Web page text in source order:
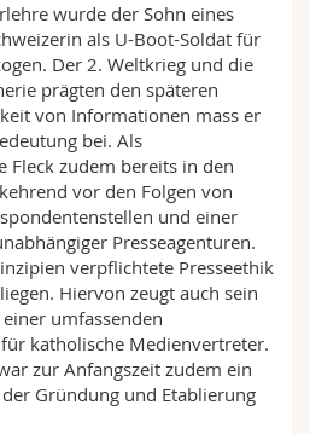
wurde der Sohn eines
als U-Boot-Soldat für
Der 2. Weltkrieg und die
prägten den späteren
von Informationen mass er
bei. Als
zudem bereits in den
vor den Folgen von
und einer
Presseagenturen.
verpflichtete Presseethik
Hiervon zeugt auch sein
umfassenden
katholische Medienvertreter.
zur Anfangszeit zudem ein
Gründung und Etablierung